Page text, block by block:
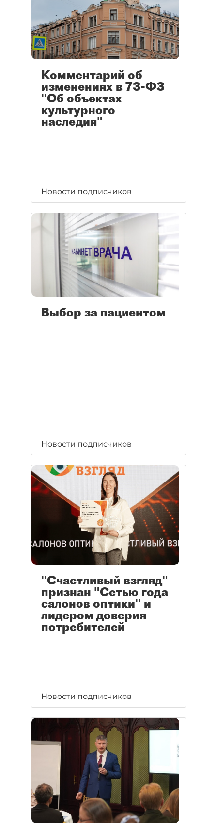
Комментарий об
изменениях в 73-ФЗ
"Об объектах
культурного
наследия"
Новости подписчиков
Выбор за пациентом
Новости подписчиков
"Счастливый взгляд"
признан "Сетью года
салонов оптики" и
лидером доверия
потребителей
Новости подписчиков